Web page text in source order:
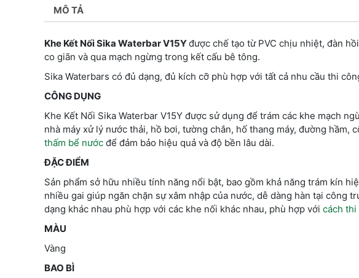
MÔ TẢ
Khe Kết Nối Sika Waterbar V15Yđược chế tạo từ PVC chịu nhiệt, đàn
co giãn và qua mạch ngừng trong kết cấu bê tông.
Sika Waterbars có đủ dạng, đủ kích cỡ phù hợp với tất cả nhu cầu thi
CÔNG DỤNG
Khe Kết Nối Sika Waterbar V15Y được sử dụng để trám các khe mạch
nhà máy xử lý nước thải, hồ bơi, tường chắn, hố thang máy, đường hầm,
thấm bể nước để đảm bảo hiệu quả và độ bền lâu dài.
ĐẶC ĐIỂM
Sản phẩm sở hữu nhiều tính năng nổi bật, bao gồm khả năng trám kín
nhiều gai giúp ngăn chặn sự xâm nhập của nước, dễ dàng hàn tại công
dạng khác nhau phù hợp với các khe nối khác nhau, phù hợp với cách thi
MÀU
Vàng
BAO BÌ